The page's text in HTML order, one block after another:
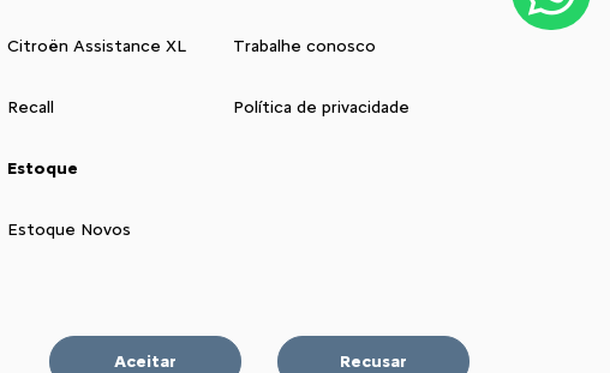
Citroën Assistance XL
Recall
Estoque
Estoque Novos
Trabalhe conosco
Política de privacidade
Aceitar Recusar